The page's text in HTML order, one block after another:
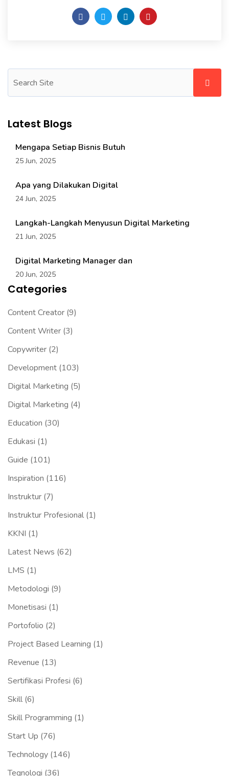
Latest Blogs
Mengapa Setiap Bisnis Butuh
25 Jun, 2025
Apa yang Dilakukan Digital
24 Jun, 2025
Langkah-Langkah Menyusun Digital Marketing
21 Jun, 2025
Digital Marketing Manager dan
20 Jun, 2025
Categories
Content Creator (9)
Content Writer (3)
Copywriter (2)
Development (103)
Digital Marketing (5)
Digital Marketing (4)
Education (30)
Edukasi (1)
Guide (101)
Inspiration (116)
Instruktur (7)
Instruktur Profesional (1)
KKNI (1)
Latest News (62)
LMS (1)
Metodologi (9)
Monetisasi (1)
Portofolio (2)
Project Based Learning (1)
Revenue (13)
Sertifikasi Profesi (6)
Skill (6)
Skill Programming (1)
Start Up (76)
Technology (146)
Tegnologi (36)